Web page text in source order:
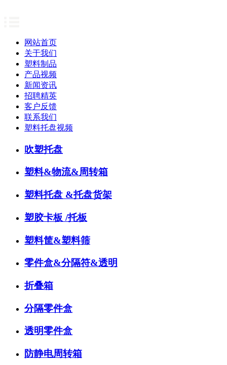
网站首页
关于我们
塑料制品
产品视频
新闻资讯
招聘精英
客户反馈
联系我们
塑料托盘视频
吹塑托盘
塑料&物流&周转箱
塑料托盘 &托盘货架
塑胶卡板 /托板
塑料筐&塑料筛
零件盒&分隔符&透明
折叠箱
分隔零件盒
透明零件盒
防静电周转箱